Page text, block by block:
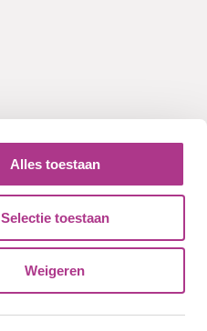
Alles toestaan
Selectie toestaan
Weigeren